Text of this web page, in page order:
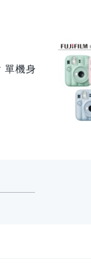
單機身